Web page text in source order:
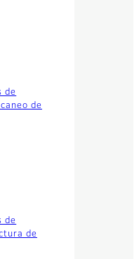
de
de
de
de